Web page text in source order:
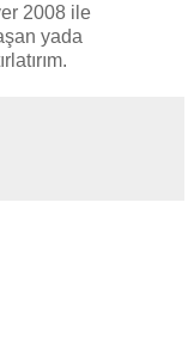
2008 ile
yada